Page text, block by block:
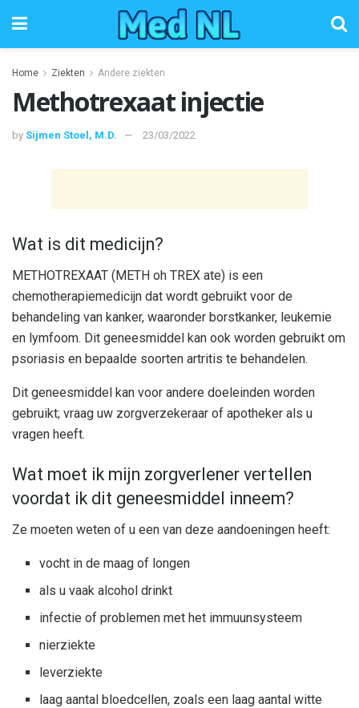
Home Ziekten Andere ziekten
Methotrexaat injectie
by Sijmen Stoel, M.D. 23/03/2022
Wat is dit medicijn?
METHOTREXAAT (METH oh TREX ate) is een
chemotherapiemedicijn dat wordt gebruikt voor de
behandeling van kanker, waaronder borstkanker, leukemie
en lymfoom. Dit geneesmiddel kan ook worden gebruikt om
psoriasis en bepaalde soorten artritis te behandelen.
Dit geneesmiddel kan voor andere doeleinden worden
gebruikt; vraag uw zorgverzekeraar of apotheker als u
vragen heeft.
Wat moet ik mijn zorgverlener vertellen
voordat ik dit geneesmiddel inneem?
Ze moeten weten of u een van deze aandoeningen heeft:
vocht in de maag of longen
als u vaak alcohol drinkt
infectie of problemen met het immuunsysteem
nierziekte
leverziekte
laag aantal bloedcellen, zoals een laag aantal witte